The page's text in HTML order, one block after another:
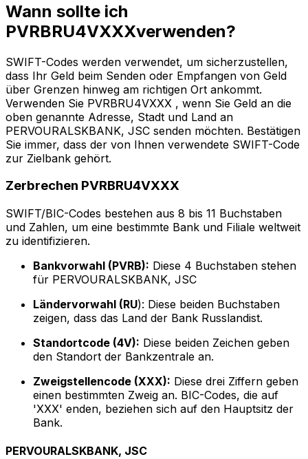
Wann sollte ich
PVRBRU4VXXXverwenden?
SWIFT-Codes werden verwendet, um sicherzustellen,
dass Ihr Geld beim Senden oder Empfangen von Geld
über Grenzen hinweg am richtigen Ort ankommt.
Verwenden Sie PVRBRU4VXXX , wenn Sie Geld an die
oben genannte Adresse, Stadt und Land an
PERVOURALSKBANK, JSC senden möchten. Bestätigen
Sie immer, dass der von Ihnen verwendete SWIFT-Code
zur Zielbank gehört.
Zerbrechen PVRBRU4VXXX
SWIFT/BIC-Codes bestehen aus 8 bis 11 Buchstaben
und Zahlen, um eine bestimmte Bank und Filiale weltweit
zu identifizieren.
Bankvorwahl (PVRB): Diese 4 Buchstaben stehen
für PERVOURALSKBANK, JSC
Ländervorwahl (RU): Diese beiden Buchstaben
zeigen, dass das Land der Bank Russlandist.
Standortcode (4V): Diese beiden Zeichen geben
den Standort der Bankzentrale an.
Zweigstellencode (XXX): Diese drei Ziffern geben
einen bestimmten Zweig an. BIC-Codes, die auf
'XXX' enden, beziehen sich auf den Hauptsitz der
Bank.
PERVOURALSKBANK, JSC